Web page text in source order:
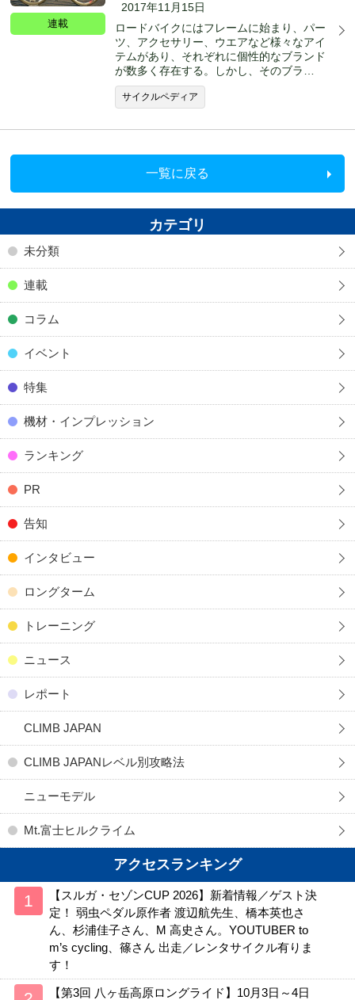
連載
2017年11月15日
ロードバイクにはフレームに始まり、パー
ツ、アクセサリー、ウエアなど様々なアイ
テムがあり、それぞれに個性的なブランド
が数多く存在する。しかし、そのブラ…
サイクルペディア
一覧に戻る
カテゴリ
未分類
連載
コラム
イベント
特集
機材・インプレッション
ランキング
PR
告知
インタビュー
ロングターム
トレーニング
ニュース
レポート
CLIMB JAPAN
CLIMB JAPANレベル別攻略法
ニューモデル
Mt.富士ヒルクライム
アクセスランキング
【スルガ・セゾンCUP 2026】新着情報／ゲスト決
定！ 弱虫ペダル原作者 渡辺航先生、橋本英也さ
ん、杉浦佳子さん、M 高史さん。YOUTUBER to
m’s cycling、篠さん 出走／レンタサイクル有りま
す！
【第3回 八ヶ岳高原ロングライド】10月3日～4日